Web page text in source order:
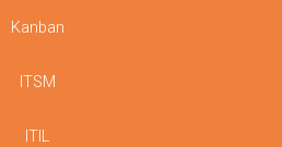
Kanban
ITSM
ITIL